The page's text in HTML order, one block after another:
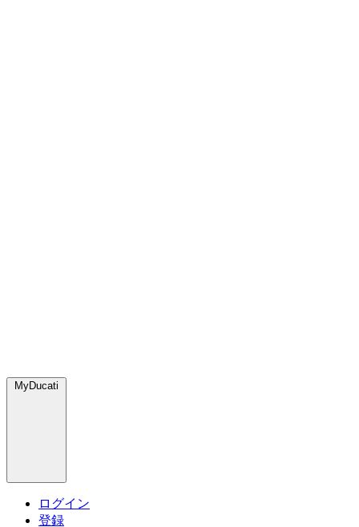
MyDucati
ログイン
登録